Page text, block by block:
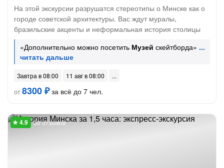
На этой экскурсии разрушатся стереотипы о Минске как о
городе советской архитектуры. Вас ждут муралы,
бразильские акценты и неформальная история столицы
«Дополнительно можно посетить Музей скейтборда»
Завтра в 08:00
11 авг в 08:00
от8300 ₽за всё до 7 чел.
30 отзывов